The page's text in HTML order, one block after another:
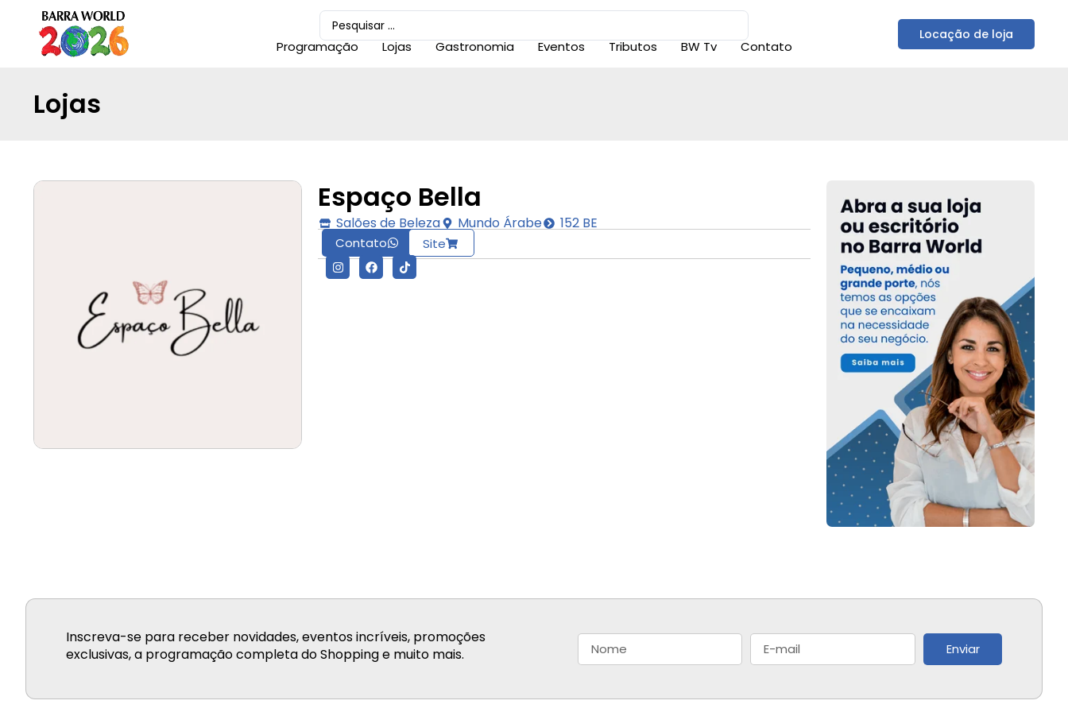
Programação Lojas Gastronomia Eventos Tributos BW Tv Contato
Locação de loja
Lojas
Salões de Beleza Mundo Árabe 152 BE
Contato Site
Espaço Bella
Inscreva-se para receber novidades, eventos incríveis, promoções
exclusivas, a programação completa do Shopping e muito mais.
Enviar